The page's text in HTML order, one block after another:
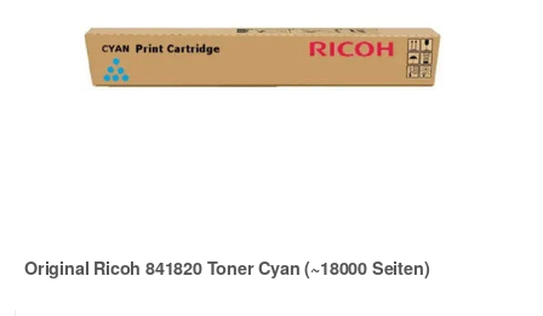
Original Ricoh 841820 Toner Cyan (~18000 Seiten)
Zur Artikelbewertung